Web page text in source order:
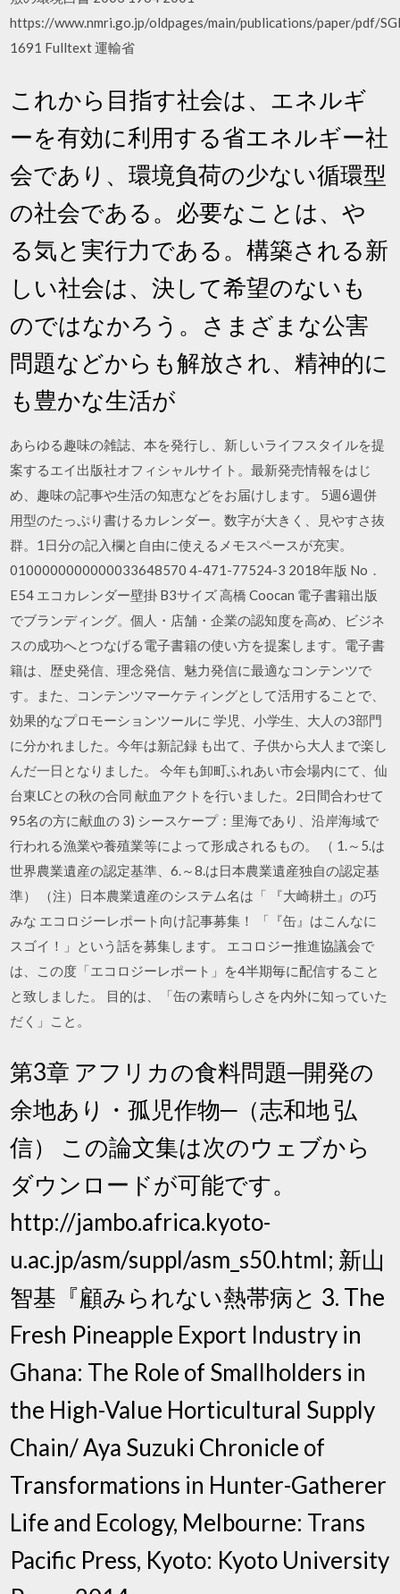
https://www.nmri.go.jp/oldpages/main/publications/paper/pdf/
1691 Fulltext 運輸省
これから目指す社会は、エネルギ
ーを有効に利用する省エネルギー社
会であり、環境負荷の少ない循環型
の社会である。必要なことは、や
る気と実行力である。構築される新
しい社会は、決して希望のないも
のではなかろう。さまざまな公害
問題などからも解放され、精神的に
も豊かな生活が
あらゆる趣味の雑誌、本を発行し、新しいライフスタイルを提
案するエイ出版社オフィシャルサイト。最新発売情報をはじ
め、趣味の記事や生活の知恵などをお届けします。 5週6週併
用型のたっぷり書けるカレンダー。数字が大きく、見やすさ抜
群。1日分の記入欄と自由に使えるメモスペースが充実。
0100000000000033648570 4-471-77524-3 2018年版 No．
E54 エコカレンダー壁掛 B3サイズ 高橋 Coocan 電子書籍出版
でブランディング。個人・店舗・企業の認知度を高め、ビジネ
スの成功へとつなげる電子書籍の使い方を提案します。電子書
籍は、歴史発信、理念発信、魅力発信に最適なコンテンツで
す。また、コンテンツマーケティングとして活用することで、
効果的なプロモーションツールに 学児、小学生、大人の3部門
に分かれました。今年は新記録 も出て、子供から大人まで楽し
んだ一日となりました。 今年も卸町ふれあい市会場内にて、仙
台東LCとの秋の合同 献血アクトを行いました。2日間合わせて
95名の方に献血の 3) シースケープ：里海であり、沿岸海域で
行われる漁業や養殖業等によって形成されるもの。 （ 1.～5.は
世界農業遺産の認定基準、6.～8.は日本農業遺産独自の認定基
準） （注）日本農業遺産のシステム名は「 『大崎耕土』の巧
みな エコロジーレポート向け記事募集！ 「『缶』はこんなに
スゴイ！」という話を募集します。 エコロジー推進協議会で
は、この度「エコロジーレポート」を4半期毎に配信すること
と致しました。 目的は、「缶の素晴らしさを内外に知っていた
だく」こと。
第3章 アフリカの食料問題─開発の
余地あり・孤児作物─（志和地 弘
信） この論文集は次のウェブから
ダウンロードが可能です。
http://jambo.africa.kyoto-
u.ac.jp/asm/suppl/asm_s50.html; 新山
智基『顧みられない熱帯病と 3. The
Fresh Pineapple Export Industry in
Ghana: The Role of Smallholders in
the High-Value Horticultural Supply
Chain/ Aya Suzuki Chronicle of
Transformations in Hunter-Gatherer
Life and Ecology, Melbourne: Trans
Pacific Press, Kyoto: Kyoto University